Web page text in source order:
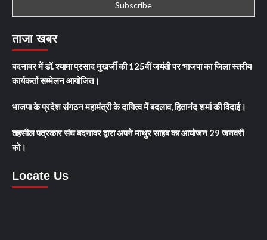
ताजा खबर
बदनावर में डॉ. श्यामा प्रसाद मुखर्जी की 125वीं जयंती पर भाजपा का जिला स्तरीय
कार्यकर्ता सम्मेलन आयोजित।
भाजपा के प्रदेश संगठन महामंत्री के दायित्व में बदलाव, हितानंद शर्मा की विदाई।
तहसील पत्रकार संघ बदनावर द्वारा अपने माथुर साहब का आयोजन 29 जनवरी
को।
Locate Us